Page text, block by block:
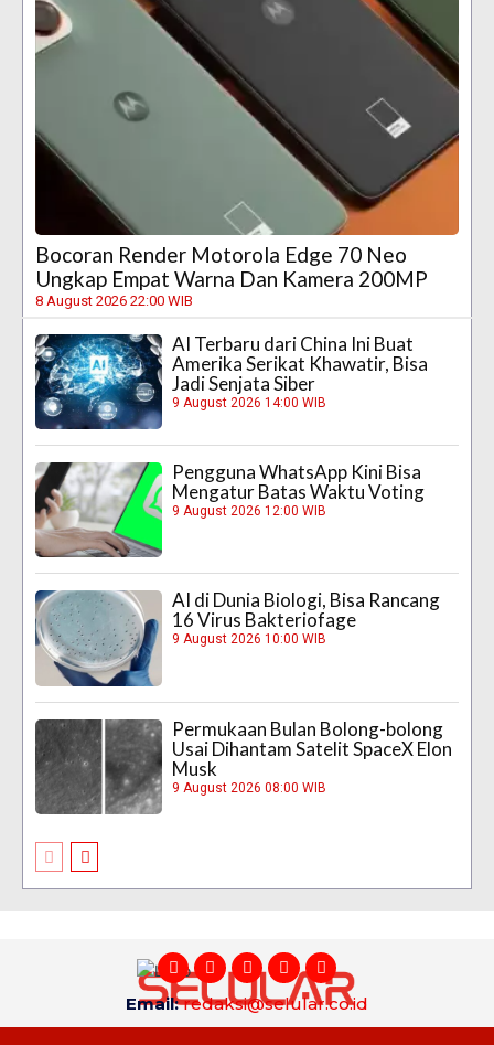
Bocoran Render Motorola Edge 70 Neo
Ungkap Empat Warna Dan Kamera 200MP
8 August 2026 22:00 WIB
AI Terbaru dari China Ini Buat
Amerika Serikat Khawatir, Bisa
Jadi Senjata Siber
9 August 2026 14:00 WIB
Pengguna WhatsApp Kini Bisa
Mengatur Batas Waktu Voting
9 August 2026 12:00 WIB
AI di Dunia Biologi, Bisa Rancang
16 Virus Bakteriofage
9 August 2026 10:00 WIB
Permukaan Bulan Bolong-bolong
Usai Dihantam Satelit SpaceX Elon
Musk
9 August 2026 08:00 WIB
Email:redaksi@selular.co.id